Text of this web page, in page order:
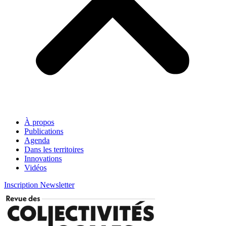
À propos
Publications
Agenda
Dans les territoires
Innovations
Vidéos
Inscription Newsletter